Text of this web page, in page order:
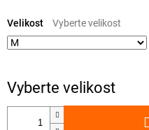
cena:
Velikost